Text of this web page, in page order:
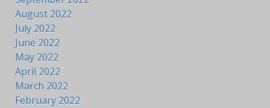
August 2022
July 2022
June 2022
May 2022
April 2022
March 2022
February 2022